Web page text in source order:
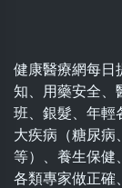
健康醫療網每日
知、用藥安全、
班、銀髮、年輕
大疾病（糖尿病
等）、養生保健
各類專家做正確